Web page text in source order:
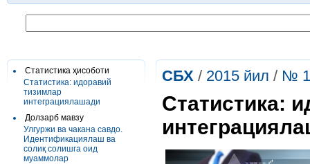
Статистика ҳисоботи
Статистика: идоравий
тизимлар
интеграциялашади
Долзарб мавзу
Улгуржи ва чакана савдо.
Идентификациялаш ва
солиқ солишга оид
муаммолар
СБХ / 2015 йил / №
Статистика: